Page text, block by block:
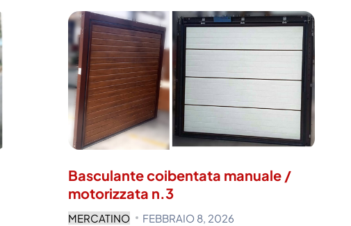
Basculante coibentata manuale /
motorizzata n.3
MERCATINO FEBBRAIO 8, 2026